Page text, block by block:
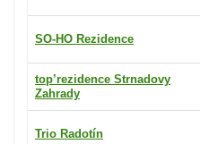
SO-HO Rezidence
top’rezidence Strnadovy
Zahrady
Trio Radotín